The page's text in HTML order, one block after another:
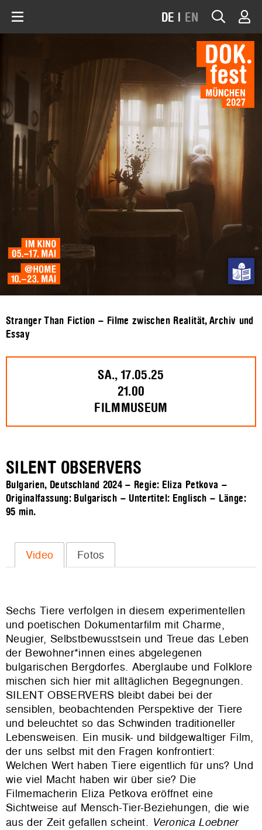
DE | EN
Stranger Than Fiction – Filme zwischen Realität, Archiv und
Essay
SA., 17.05.25
21.00
FILMMUSEUM
SILENT OBSERVERS
Bulgarien, Deutschland 2024 – Regie: Eliza Petkova –
Originalfassung: Bulgarisch – Untertitel: Englisch – Länge:
95 min.
Video Fotos
Sechs Tiere verfolgen in diesem experimentellen
und poetischen Dokumentarfilm mit Charme,
Neugier, Selbstbewusstsein und Treue das Leben
der Bewohner*innen eines abgelegenen
bulgarischen Bergdorfes. Aberglaube und Folklore
mischen sich hier mit alltäglichen Begegnungen.
SILENT OBSERVERS bleibt dabei bei der
sensiblen, beobachtenden Perspektive der Tiere
und beleuchtet so das Schwinden traditioneller
Lebensweisen. Ein musik- und bildgewaltiger Film,
der uns selbst mit den Fragen konfrontiert:
Welchen Wert haben Tiere eigentlich für uns? Und
wie viel Macht haben wir über sie? Die
Filmemacherin Eliza Petkova eröffnet eine
Sichtweise auf Mensch-Tier-Beziehungen, die wie
aus der Zeit gefallen scheint. Veronica Loebner